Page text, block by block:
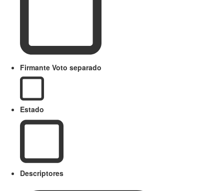
Firmante Voto separado
Estado
Descriptores